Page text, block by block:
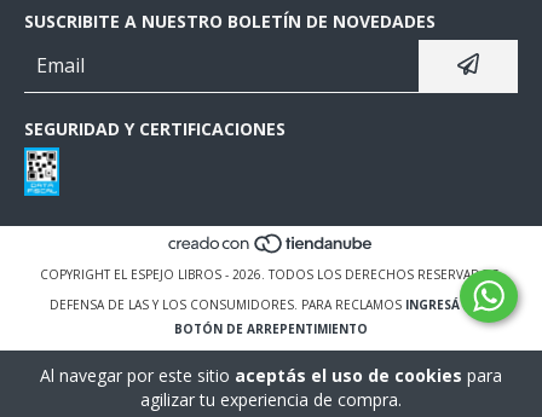
Al navegar por este sitio aceptás el uso de cookies para
agilizar tu experiencia de compra.
SUSCRIBITE A NUESTRO BOLETÍN DE NOVEDADES
SEGURIDAD Y CERTIFICACIONES
COPYRIGHT EL ESPEJO LIBROS - 2026. TODOS LOS DERECHOS RESERVADOS.
DEFENSA DE LAS Y LOS CONSUMIDORES. PARA RECLAMOS INGRESÁ ACÁ.
BOTÓN DE ARREPENTIMIENTO